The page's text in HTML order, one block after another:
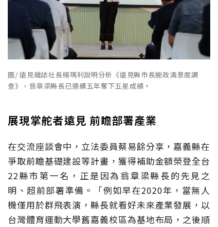
圖/ 遠見雜誌社長楊瑪利說明分析《遠見縣市長施政滿意度調
查》，翁章梁縣長已連續五年奪下五星成績。
展現掌舵者遠見 前瞻部署產業
在交流座談會中，立法委員蔡易餘分享，嘉義縣在
爭取前瞻基礎建設等計畫，獲得補助金額榮登全台
22縣市第一名，正是因為翁章梁縣長的先見之
明、超前部署準備。「例如早在2020年，當無人
機僅用於群飛表演，縣長就看好未來產業發展，以
台灣體育運動大學舊嘉義校區為基地布局，之後順